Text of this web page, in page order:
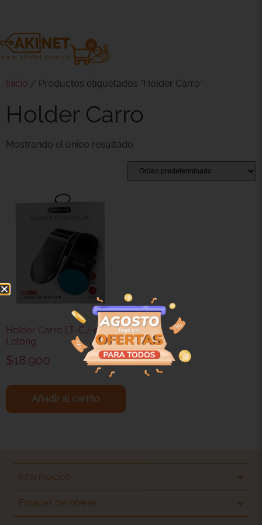
0
Inicio / Productos etiquetados “Holder Carro”
Holder Carro
Mostrando el único resultado
Holder Carro LT-CJ-05 –
Letong
$18.900
Añadir al carrito
Información
Enlaces de interés